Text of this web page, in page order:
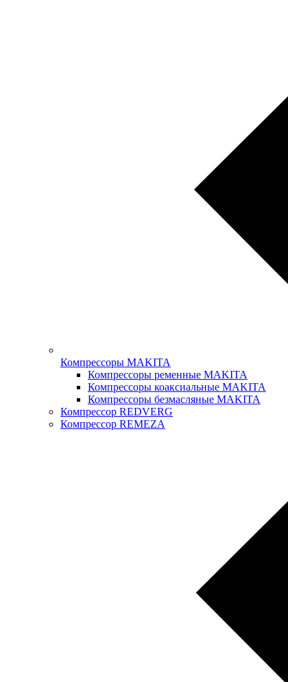
Компрессоры MAKITA
Компрессоры ременные MAKITA
Компрессоры коаксиальные MAKITA
Компрессоры безмасляные MAKITA
Компрессор REDVERG
Компрессор REMEZA